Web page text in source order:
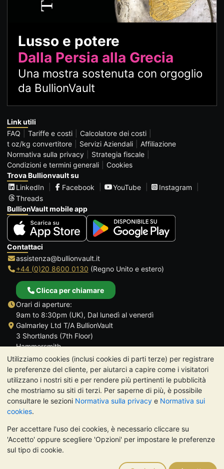
Utilizziamo cookies (inclusi cookies di parti terze) per registrare
le preferenze del cliente, per aiutarci a capire come i visitatori
utilizzano i nostri siti e per rendere più pertinenti le pubblicità
che mostriamo su siti di terzi. Per saperne di più, è possibile
consultare le sezioni Normativa sulla privacy e Normativa sui
cookies.
Per accettare l'uso dei cookies, è necessario cliccare su
'Accetto' oppure scegliere 'Opzioni' per impostare le preferenze
sul tipo di cookie.
Lusso e potere
Dalla Persia alla Grecia
Una mostra sostenuta con orgoglio
da BullionVault
Link utili
FAQ
Tariffe e costi
Calcolatore dei costi
t oz/kg convertitore
Servizi Aziendali
Affiliazione
Normativa sulla privacy
Strategia fiscale
Condizioni e termini generali
Cookies
Trova Bullionvault su
LinkedIn
Facebook YouTube
Instagram
Threads
BullionVault mobile app
Contattaci
assistenza@bullionvault.it
+44 (0)20 8600 0130 (Regno Unito e estero)
Clicca per chiamare
Orari di aperture:
9am to 8:30pm (UK), Dal lunedì al venerdì
Galmarley Ltd T/A BullionVault
3 Shortlands (7th Floor)
Hammersmith
Londra
W6 8DA
Regno Unito
TrustScore 4.7 | 488 recensioni
NOTA BENE: Il valore dei metalli preziosi può diminuire o
aumentare, e i trend storici non sono predittori dell'andamento
futuro. Nulla di quanto contenuto nei siti web di BullionVault o